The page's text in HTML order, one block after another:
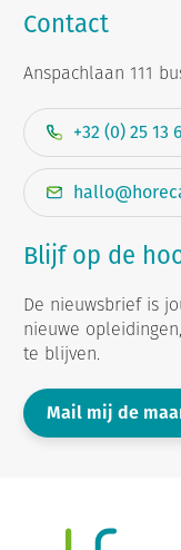
Contact
Anspachlaan 111
+32 (0) 25 13
Blijf op de
De nieuwsbrief is
nieuwe
te blijven.
Mail mij de